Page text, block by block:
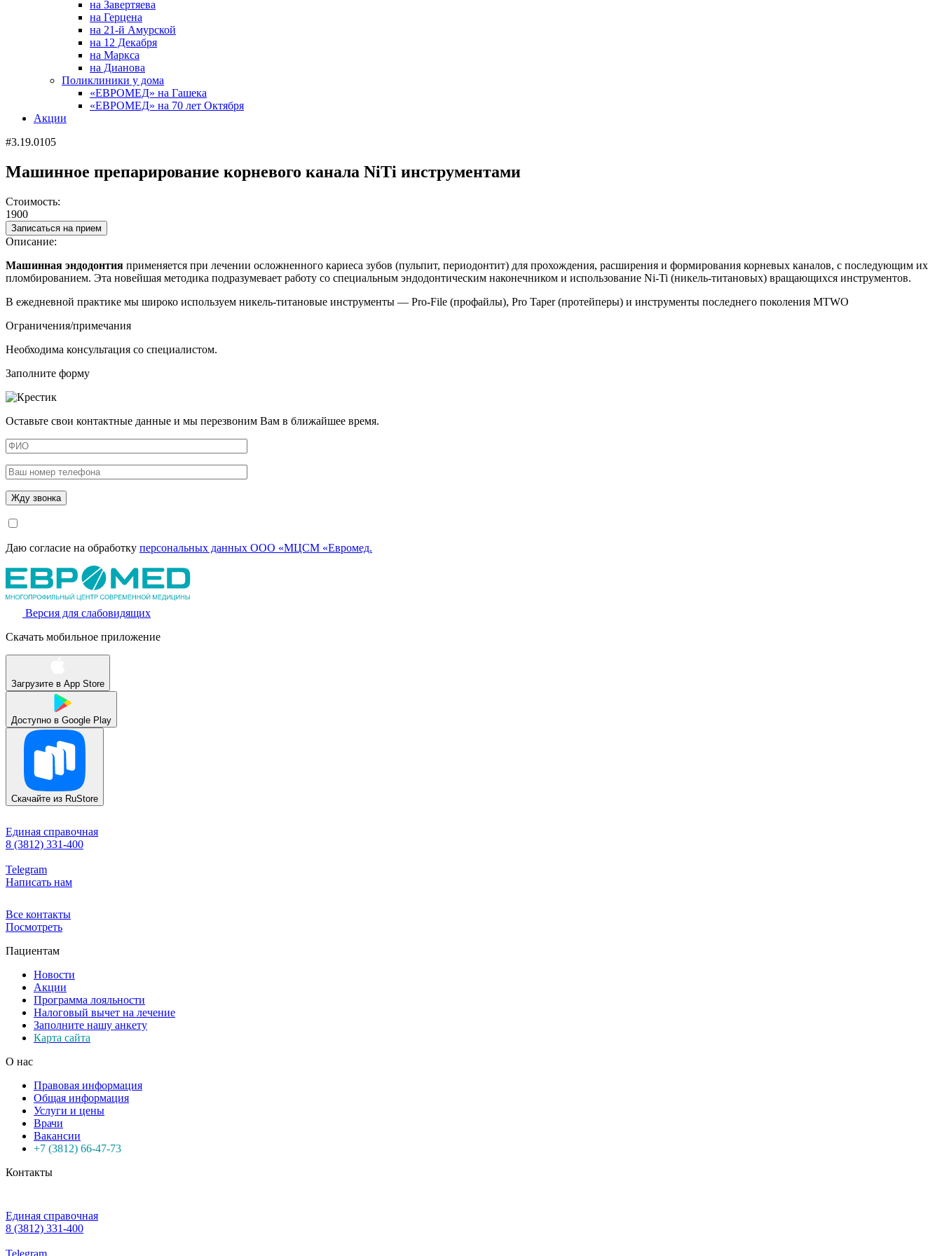
на Завертяева
на Герцена
на 21-й Амурской
на 12 Декабря
на Маркса
на Дианова
Поликлиники у дома
«ЕВРОМЕД» на Гашека
«ЕВРОМЕД» на 70 лет Октября
Акции
#3.19.0105
Машинное препарирование корневого канала NiTi инструментами
Стоимость:
1900
Записаться на прием
Описание:
Машинная эндодонтия применяется при лечении осложненного кариеса зубов (пульпит, периодонтит) для прохождения, расширения и формирования корневых каналов, с последующим их
пломбированием. Эта новейшая методика подразумевает работу со специальным эндодонтическим наконечником и использование Ni-Ti (никель-титановых) вращающихся инструментов.
В ежедневной практике мы широко используем никель-титановые инструменты — Pro-File (профайлы), Pro Taper (протейперы) и инструменты последнего поколения MTWO
Ограничения/примечания
Необходима консультация со специалистом.
Заполните форму
Оставьте свои контактные данные и мы перезвоним Вам в ближайшее время.
Даю согласие на обработку персональных данных ООО «МЦСМ «Евромед.
Версия для слабовидящих
Скачать мобильное приложение
Загрузите в App Store
Доступно в Google Play
Скачайте из RuStore
Единая справочная
8 (3812) 331-400
Telegram
Написать нам
Все контакты
Посмотреть
Пациентам
Новости
Акции
Программа лояльности
Налоговый вычет на лечение
Заполните нашу анкету
Карта сайта
О нас
Правовая информация
Общая информация
Услуги и цены
Врачи
Вакансии
+7 (3812) 66-47-73
Контакты
Единая справочная
8 (3812) 331-400
Telegram